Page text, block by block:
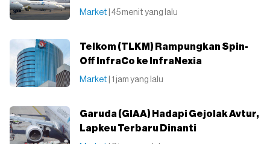
Market | 45 menit yang lalu
Telkom (TLKM) Rampungkan Spin-
Off InfraCo ke InfraNexia
Market | 1 jam yang lalu
Garuda (GIAA) Hadapi Gejolak Avtur,
Lapkeu Terbaru Dinanti